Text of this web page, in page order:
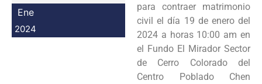
Ene
2024
para contraer matrimonio
civil el día 19 de enero del
2024 a horas 10:00 am en
el Fundo El Mirador Sector
de Cerro Colorado del
Centro Poblado Chen